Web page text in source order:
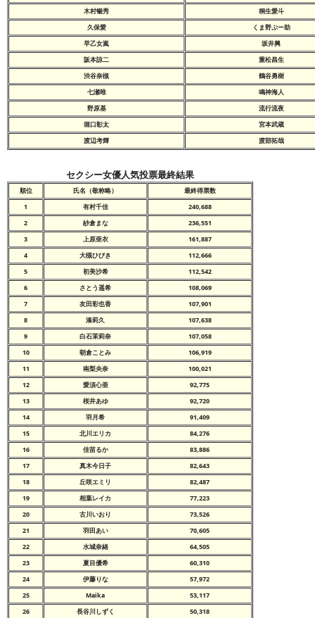
木村暢秀
桐生愛斗
久保愛
くま野ぷー助
早乙女嵐
坂井興
阪本諒二
重松昌生
渋谷奈槻
鶴谷勇樹
七瀬唯
鳴神海人
野原基
流行流夜
堀口彰太
宮本武蔵
渡辺考輝
渡部拓哉
セクシー女優人気投票最終結果
順位 氏名（敬称略）
最終得票数
1
有村千佳
240,688
2
紗倉まな
236,551
3
上原亜衣
161,887
4
大槻ひびき
112,666
5
初美沙希
112,542
6
さとう遥希
108,069
7
友田彩也香
107,901
8
湊莉久
107,638
9
白石茉莉奈
107,058
10
朝倉ことみ
106,919
11
南梨央奈
100,021
12
愛須心亜
92,775
13
桜井あゆ
92,720
14
羽月希
91,409
15
北川エリカ
84,276
16
佳苗るか
83,886
17
真木今日子
82,643
18
丘咲エミリ
82,487
19
相葉レイカ
77,223
20
古川いおり
73,526
21
羽田あい
70,605
22
水城奈緒
64,505
23
夏目優希
60,310
24
伊藤りな
57,972
25
Maika
53,117
26
長谷川しずく 50,318